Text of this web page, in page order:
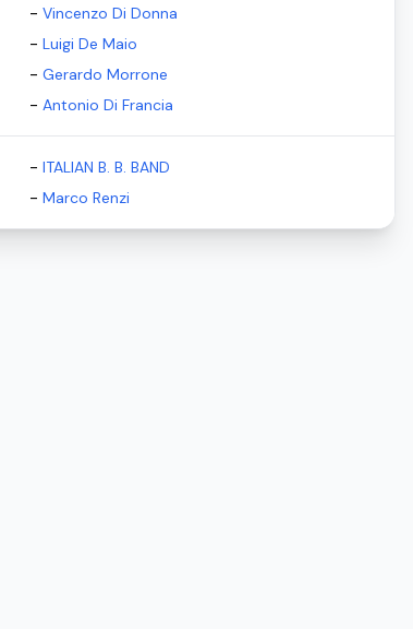
- Vincenzo Di Donna
- Luigi De Maio
- Gerardo Morrone
- Antonio Di Francia
- ITALIAN B. B. BAND
- Marco Renzi